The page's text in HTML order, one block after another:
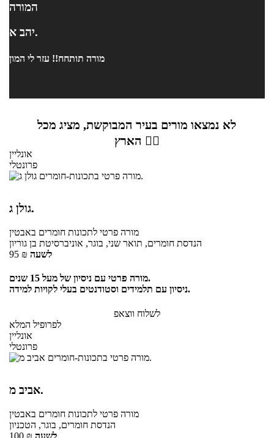
המורה
יהב א.
מורה תותחח!! עזר לי המון
לא נמצאו מורים בעיר המבוקשת, מציג מכל
הארץ 👇🏼
אונליין
פרונטלי
גולן ג.
מורה פרטי לתכונות חומרים באבטין
הנדסת חומרים, תואר שני, בוגר, אוניברסיטת בן גוריון
95 ₪ לשעה
מורה פרטי עם ניסיון של מעל 15 שנים.
ניסיון עם תלמידים וסטודנטים בעלי לקויות למידה.
לשלוח ווצאפ
לפרופיל המלא
אונליין
פרונטלי
אביב מ.
מורה פרטי לתכונות חומרים באבטין
הנדסת חומרים, בוגר, הטכניון
100 ₪ לשעה